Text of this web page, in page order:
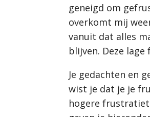
geneigd om
overkomt mij
vanuit dat alles
blijven. Deze
Je gedachten en
wist je dat je je
hogere